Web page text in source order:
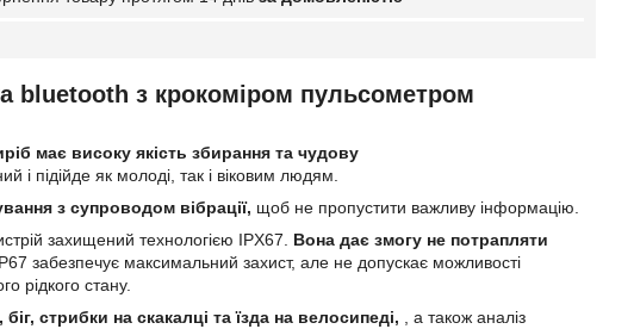
bluetooth з крокоміром пульсометром
має високу якість збирання та чудову
і підійде як молоді, так і віковим людям.
з супроводом вібрації, щоб не пропустити важливу інформацію.
захищений технологією IPX67. Вона дає змогу не потрапляти
забезпечує максимальний захист, але не допускає можливості
рідкого стану.
стрибки на скакалці та їзда на велосипеді,
, а також аналіз